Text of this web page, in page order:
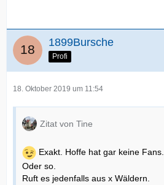
1899Bursche
Profi
18. Oktober 2019 um 11:54
Zitat von Tine
Exakt. Hoffe hat gar keine Fans.
Oder so.
Ruft es jedenfalls aus x Wäldern.